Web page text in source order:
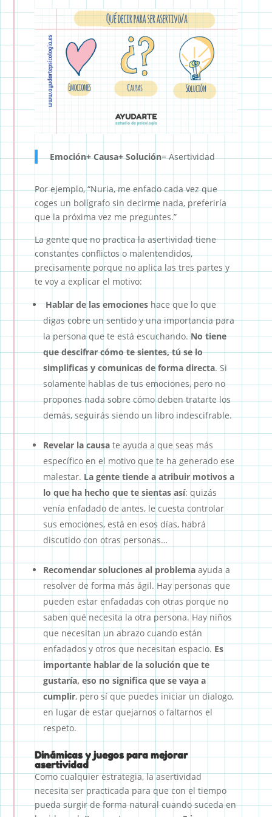
Emoción+ Causa+ Solución= Asertividad
Por ejemplo, “Nuria, me enfado cada vez que
coges un bolígrafo sin decirme nada, preferiría
que la próxima vez me preguntes.”
La gente que no practica la asertividad tiene
constantes conflictos o malentendidos,
precisamente porque no aplica las tres partes y
te voy a explicar el motivo:
Hablar de las emocioneshace que lo que
digas cobre un sentido y una importancia para
la persona que te está escuchando. No tiene
que descifrar cómo te sientes, tú se lo
simplificas y comunicas de forma directa. Si
solamente hablas de tus emociones, pero no
propones nada sobre cómo deben tratarte los
demás, seguirás siendo un libro indescifrable.
Revelar la causate ayuda a que seas más
específico en el motivo que te ha generado ese
malestar. La gente tiende a atribuir motivos a
lo que ha hecho que te sientas así: quizás
venía enfadado de antes, le cuesta controlar
sus emociones, está en esos días, habrá
discutido con otras personas…
Recomendar soluciones al problemaayuda a
resolver de forma más ágil. Hay personas que
pueden estar enfadadas con otras porque no
saben qué necesita la otra persona. Hay niños
que necesitan un abrazo cuando están
enfadados y otros que necesitan espacio. Es
importante hablar de la solución que te
gustaría, eso no significa que se vaya a
cumplir, pero sí que puedes iniciar un dialogo,
en lugar de estar quejarnos o faltarnos el
respeto.
Dinámicas y juegos para mejorar
asertividad
Como cualquier estrategia, la asertividad
necesita ser practicada para que con el tiempo
pueda surgir de forma natural cuando suceda en